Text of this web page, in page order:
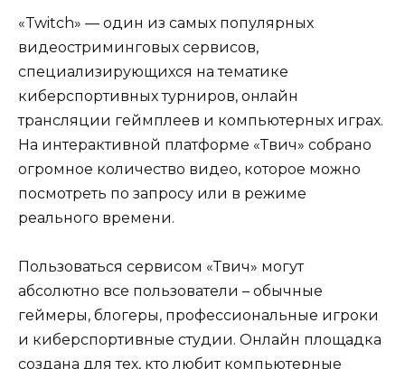
«Twitch» — один из самых популярных
видеостриминговых сервисов,
специализирующихся на тематике
киберспортивных турниров, онлайн
трансляции геймплеев и компьютерных играх.
На интерактивной платформе «Твич» собрано
огромное количество видео, которое можно
посмотреть по запросу или в режиме
реального времени.
Пользоваться сервисом «Твич» могут
абсолютно все пользователи – обычные
геймеры, блогеры, профессиональные игроки
и киберспортивные студии. Онлайн площадка
создана для тех, кто любит компьютерные